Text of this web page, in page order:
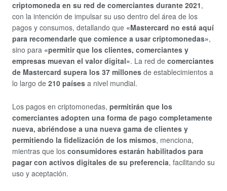
criptomoneda en su red de comerciantes durante 2021,
con la intención de impulsar su uso dentro del área de los
pagos y consumos, detallando que «Mastercard no está aquí
para recomendarle que comience a usar criptomonedas»,
sino para «permitir que los clientes, comerciantes y
empresas muevan el valor digital». La red de comerciantes
de Mastercard supera los 37 millones de establecimientos a
lo largo de 210 países a nivel mundial.
Los pagos en criptomonedas, permitirán que los
comerciantes adopten una forma de pago completamente
nueva, abriéndose a una nueva gama de clientes y
permitiendo la fidelización de los mismos, menciona,
mientras que los consumidores estarán habilitados para
pagar con activos digitales de su preferencia, facilitando su
uso y aceptación.